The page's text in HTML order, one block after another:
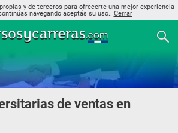
y de terceros para ofrecerte una mejor experiencia
navegando aceptás su uso.. Cerrar
de ventas en